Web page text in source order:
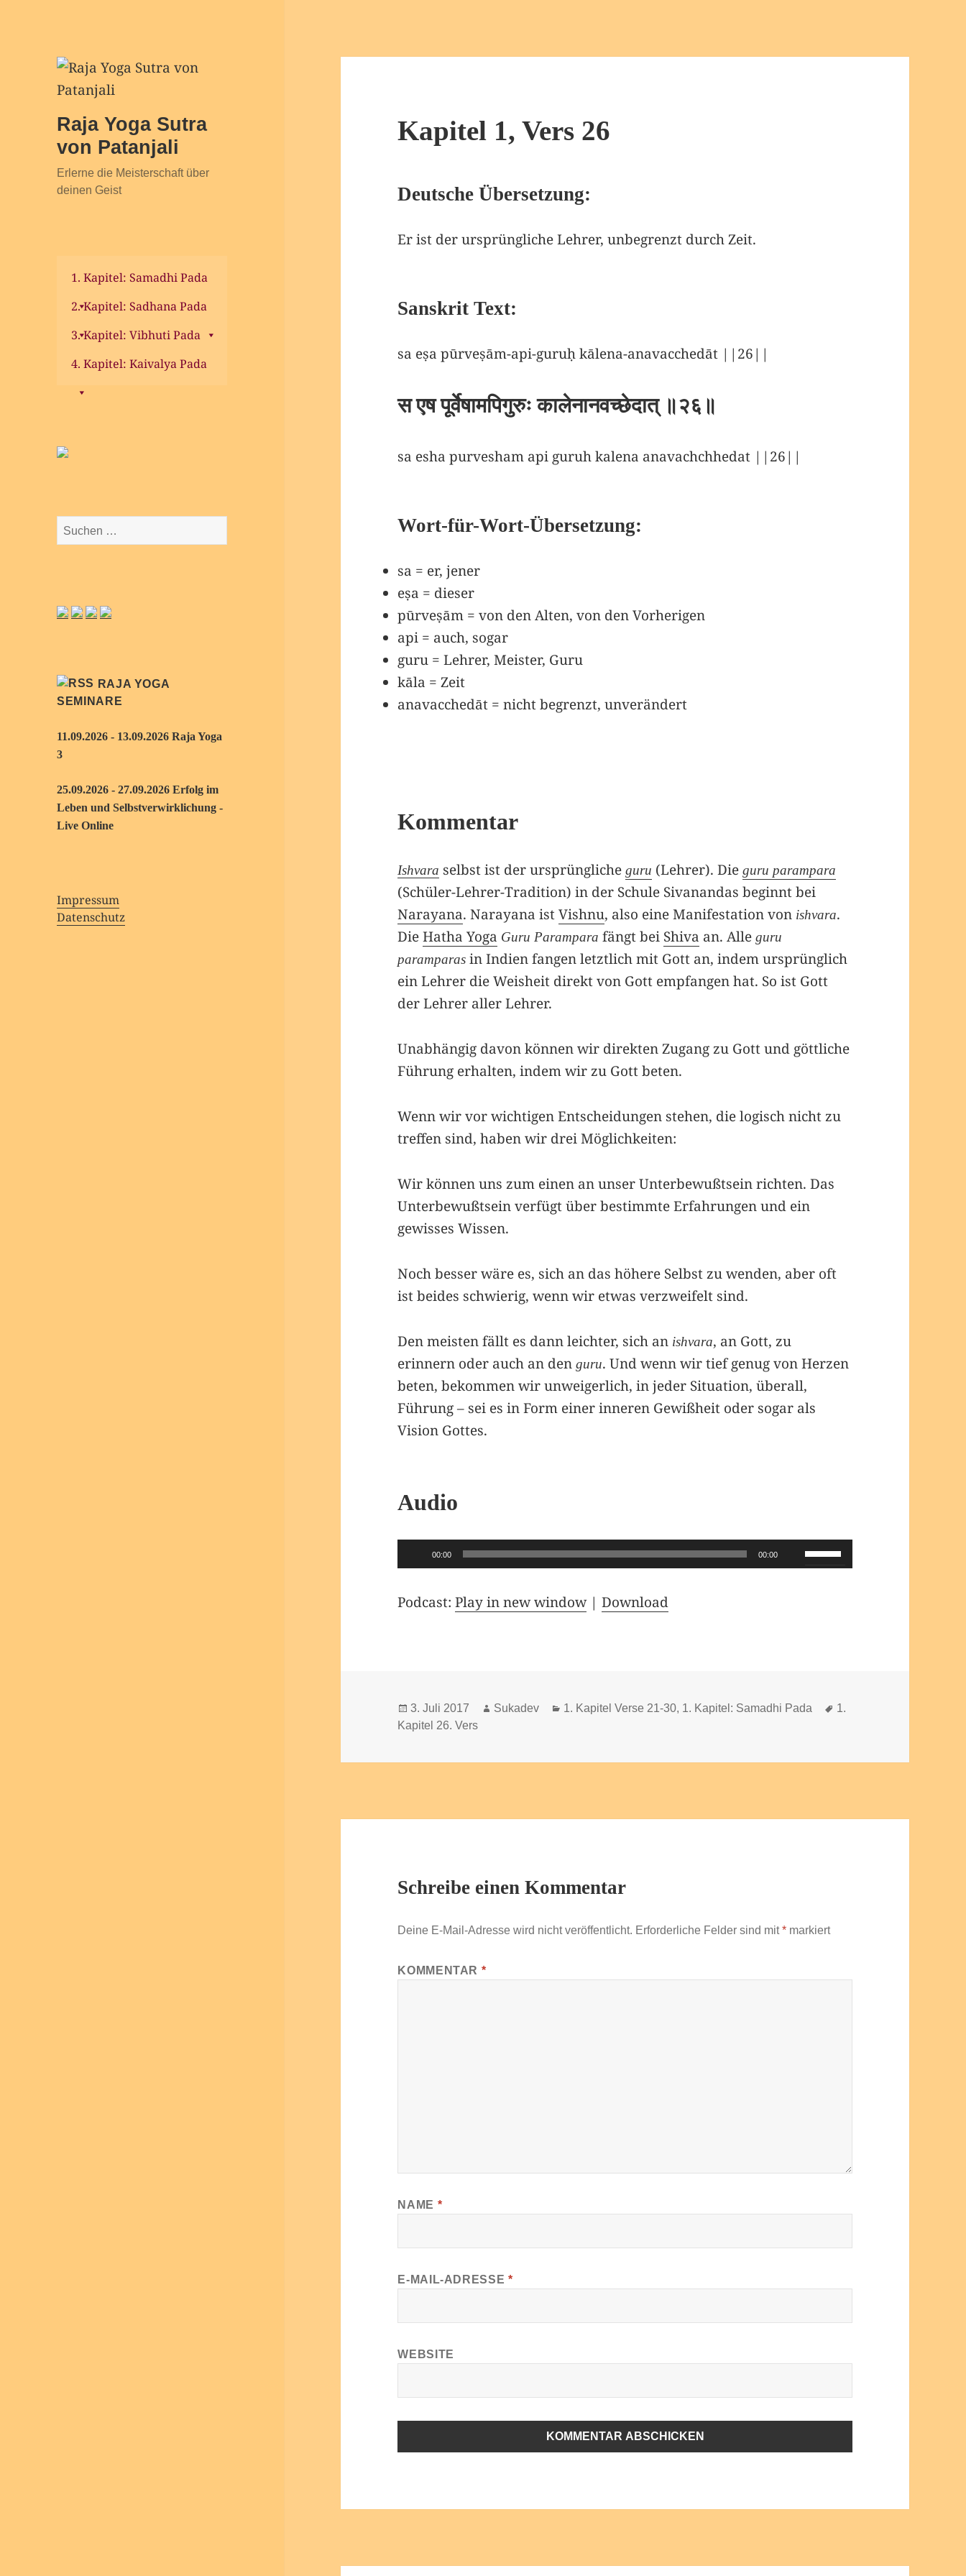
Raja Yoga Sutra
von Patanjali
Erlerne die Meisterschaft über
deinen Geist
1. Kapitel: Samadhi Pada
2. Kapitel: Sadhana Pada
3. Kapitel: Vibhuti Pada
4. Kapitel: Kaivalya Pada
Suchen
nach:
RAJA YOGA
SEMINARE
11.09.2026 - 13.09.2026 Raja Yoga
3
25.09.2026 - 27.09.2026 Erfolg im
Leben und Selbstverwirklichung -
Live Online
Impressum
Datenschutz
Kapitel 1, Vers 26
Deutsche Übersetzung:
Er ist der ursprüngliche Lehrer, unbegrenzt durch Zeit.
Sanskrit Text:
sa eṣa pūrveṣām-api-guruḥ kālena-anavacchedāt ||26||
स एष पूर्वेषामपिगुरुः कालेनानवच्छेदात् ॥२६॥
sa esha purvesham api guruh kalena anavachchhedat ||26||
Wort-für-Wort-Übersetzung:
sa = er, jener
eṣa = dieser
pūrveṣām = von den Alten, von den Vorherigen
api = auch, sogar
guru = Lehrer, Meister, Guru
kāla = Zeit
anavacchedāt = nicht begrenzt, unverändert
Kommentar
Ishvara selbst ist der ursprünglicheguru (Lehrer). Dieguru parampara
(Schüler-Lehrer-Tradition) in der Schule Sivanandas beginnt bei
Narayana. Narayana istVishnu, also eine Manifestation von ishvara.
DieHatha Yoga Guru Parampara fängt bei Shiva an. Alleguru
paramparas in Indien fangen letztlich mit Gott an, indem ursprünglich
ein Lehrer die Weisheit direkt von Gott empfangen hat. So ist Gott
der Lehrer aller Lehrer.
Unabhängig davon können wir direkten Zugang zu Gott und göttliche
Führung erhalten, indem wir zu Gott beten.
Wenn wir vor wichtigen Entscheidungen stehen, die logisch nicht zu
treffen sind, haben wir drei Möglichkeiten:
Wir können uns zum einen an unser Unterbewußtsein richten. Das
Unterbewußtsein verfügt über bestimmte Erfahrungen und ein
gewisses Wissen.
Noch besser wäre es, sich an das höhere Selbst zu wenden, aber oft
ist beides schwierig, wenn wir etwas verzweifelt sind.
Den meisten fällt es dann leichter, sich an ishvara, an Gott, zu
erinnern oder auch an denguru. Und wenn wir tief genug von Herzen
beten, bekommen wir unweigerlich, in jeder Situation, überall,
Führung – sei es in Form einer inneren Gewißheit oder sogar als
Vision Gottes.
Audio
Audio-
Player
00:00 00:00
Pfeiltasten
Hoch/Runter
regeln.
Podcast:Play in new window|Download
Veröffentlicht
am
3. Juli 2017 Autor
Sukadev Kategorien
1. Kapitel Verse 21-30, 1. Kapitel: Samadhi Pada Schlagwörter
1.
Kapitel 26. Vers
Schreibe einen Kommentar
Deine E-Mail-Adresse wird nicht veröffentlicht. Erforderliche Felder sind mit* markiert
KOMMENTAR *
NAME *
E-MAIL-ADRESSE *
WEBSITE